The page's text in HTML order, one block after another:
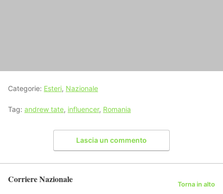
Categorie: Esteri, Nazionale
Tag: andrew tate, influencer, Romania
Lascia un commento
Corriere Nazionale Torna in alto